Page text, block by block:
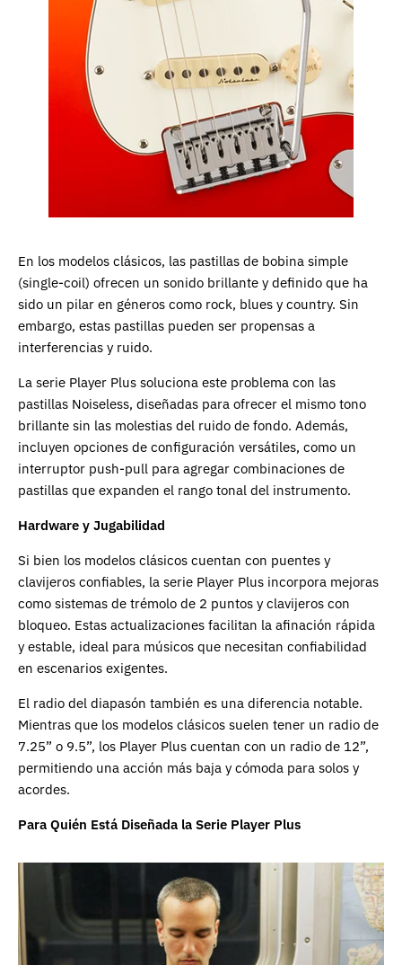
En los modelos clásicos, las pastillas de bobina simple
(single-coil) ofrecen un sonido brillante y definido que ha
sido un pilar en géneros como rock, blues y country. Sin
embargo, estas pastillas pueden ser propensas a
interferencias y ruido.
La serie Player Plus soluciona este problema con las
pastillas Noiseless, diseñadas para ofrecer el mismo tono
brillante sin las molestias del ruido de fondo. Además,
incluyen opciones de configuración versátiles, como un
interruptor push-pull para agregar combinaciones de
pastillas que expanden el rango tonal del instrumento.
Hardware y Jugabilidad
Si bien los modelos clásicos cuentan con puentes y
clavijeros confiables, la serie Player Plus incorpora mejoras
como sistemas de trémolo de 2 puntos y clavijeros con
bloqueo. Estas actualizaciones facilitan la afinación rápida
y estable, ideal para músicos que necesitan confiabilidad
en escenarios exigentes.
El radio del diapasón también es una diferencia notable.
Mientras que los modelos clásicos suelen tener un radio de
7.25” o 9.5”, los Player Plus cuentan con un radio de 12”,
permitiendo una acción más baja y cómoda para solos y
acordes.
Para Quién Está Diseñada la Serie Player Plus